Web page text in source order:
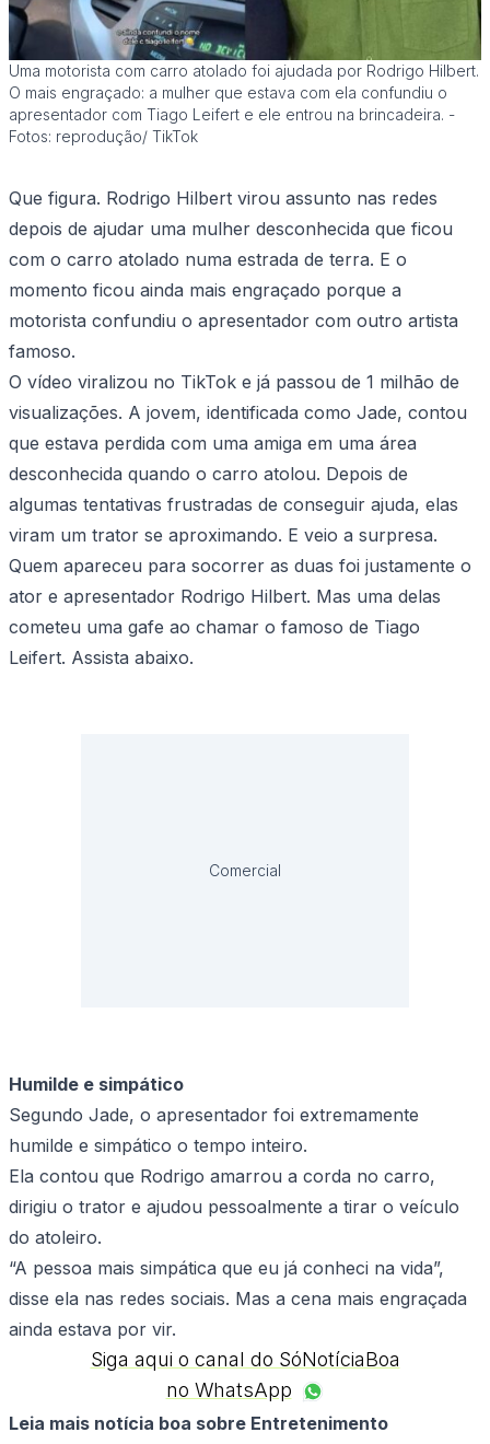
Uma motorista com carro atolado foi ajudada por Rodrigo Hilbert.
O mais engraçado: a mulher que estava com ela confundiu o
apresentador com Tiago Leifert e ele entrou na brincadeira. -
Fotos: reprodução/ TikTok
Que figura. Rodrigo Hilbert virou assunto nas redes
depois de ajudar uma mulher desconhecida que ficou
com o carro atolado numa estrada de terra. E o
momento ficou ainda mais engraçado porque a
motorista confundiu o apresentador com outro artista
famoso.
O vídeo viralizou no TikTok e já passou de 1 milhão de
visualizações. A jovem, identificada como Jade, contou
que estava perdida com uma amiga em uma área
desconhecida quando o carro atolou. Depois de
algumas tentativas frustradas de conseguir ajuda, elas
viram um trator se aproximando. E veio a surpresa.
Quem apareceu para socorrer as duas foi justamente o
ator e apresentador Rodrigo Hilbert. Mas uma delas
cometeu uma gafe ao chamar o famoso de Tiago
Leifert. Assista abaixo.
Comercial
Humilde e simpático
Segundo Jade, o apresentador foi extremamente
humilde e simpático o tempo inteiro.
Ela contou que Rodrigo amarrou a corda no carro,
dirigiu o trator e ajudou pessoalmente a tirar o veículo
do atoleiro.
“A pessoa mais simpática que eu já conheci na vida”,
disse ela nas redes sociais. Mas a cena mais engraçada
ainda estava por vir.
Siga aqui o canal do SóNotíciaBoa
no WhatsApp
Leia mais notícia boa sobre Entretenimento